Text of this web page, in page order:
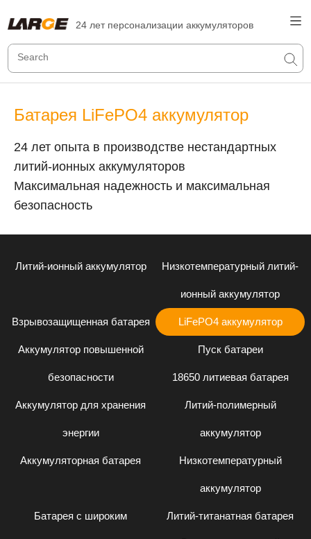
24 лет персонализации аккумуляторов
Батарея LiFePO4 аккумулятор
24 лет опыта в производстве нестандартных
литий-ионных аккумуляторов
Максимальная надежность и максимальная
безопасность
Литий-ионный аккумулятор Низкотемпературный литий-
ионный аккумулятор
Взрывозащищенная батарея LiFePO4 аккумулятор
Аккумулятор повышенной
безопасности
Пуск батареи
18650 литиевая батарея
Аккумулятор для хранения
энергии
Литий-полимерный
аккумулятор
Аккумуляторная батарея Низкотемпературный
аккумулятор
Батарея с широким Литий-титанатная батарея